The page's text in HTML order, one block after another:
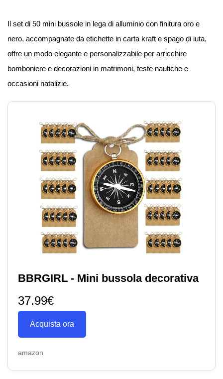
Il set di 50 mini bussole in lega di alluminio con finitura oro e
nero, accompagnate da etichette in carta kraft e spago di iuta,
offre un modo elegante e personalizzabile per arricchire
bomboniere e decorazioni in matrimoni, feste nautiche e
occasioni natalizie.
BBRGIRL - Mini bussola decorativa
37.99€
Acquista ora
amazon